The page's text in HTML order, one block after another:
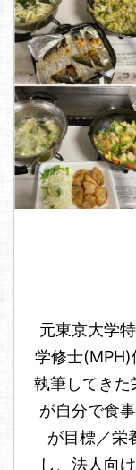
元東京大学
学修士(MPH)
執筆してきた
が自分で食
が目標／栄
し、法人向